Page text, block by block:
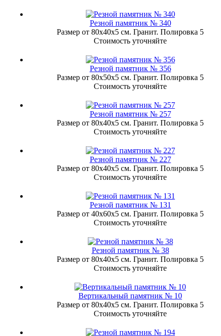
Резной памятник № 340
Размер от 80х40х5 см. Гранит. Полировка 5
Стоимость уточняйте
Резной памятник № 356
Размер от 80х50х5 см. Гранит. Полировка 5
Стоимость уточняйте
Резной памятник № 257
Размер от 80х40х5 см. Гранит. Полировка 5
Стоимость уточняйте
Резной памятник № 227
Размер от 80х40х5 см. Гранит. Полировка 5
Стоимость уточняйте
Резной памятник № 131
Размер от 40х60х5 см. Гранит. Полировка 5
Стоимость уточняйте
Резной памятник № 38
Размер от 80х40х5 см. Гранит. Полировка 5
Стоимость уточняйте
Вертикальный памятник № 10
Размер от 80х40х5 см. Гранит. Полировка 5
Стоимость уточняйте